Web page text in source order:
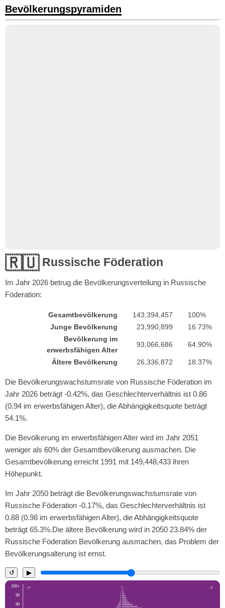
Bevölkerungspyramiden
🇷🇺Russische Föderation
Im Jahr 2026 betrug die Bevölkerungsverteilung in Russische
Föderation:
Gesamtbevölkerung 143,394,457
100%
Junge Bevölkerung
23,990,899
16.73%
Bevölkerung im
erwerbsfähigen Alter
93,066,686 64.90%
Ältere Bevölkerung 26,336,872 18.37%
Die Bevölkerungswachstumsrate von Russische Föderation im
Jahr 2026 beträgt -0.42%, das Geschlechterverhältnis ist 0.86
(0.94 im erwerbsfähigen Alter), die Abhängigkeitsquote beträgt
54.1%.
Die Bevölkerung im erwerbsfähigen Alter wird im Jahr 2051
weniger als 60% der Gesamtbevölkerung ausmachen. Die
Gesamtbevölkerung erreicht 1991 mit 149,448,433 ihren
Höhepunkt.
Im Jahr 2050 beträgt die Bevölkerungswachstumsrate von
Russische Föderation -0.17%, das Geschlechterverhältnis ist
0.88 (0.98 im erwerbsfähigen Alter), die Abhängigkeitsquote
beträgt 65.3%.Die ältere Bevölkerung wird in 2050 23.84% der
Russische Föderation Bevölkerung ausmachen, das Problem der
Bevölkerungsalterung ist ernst.
↺ ▶